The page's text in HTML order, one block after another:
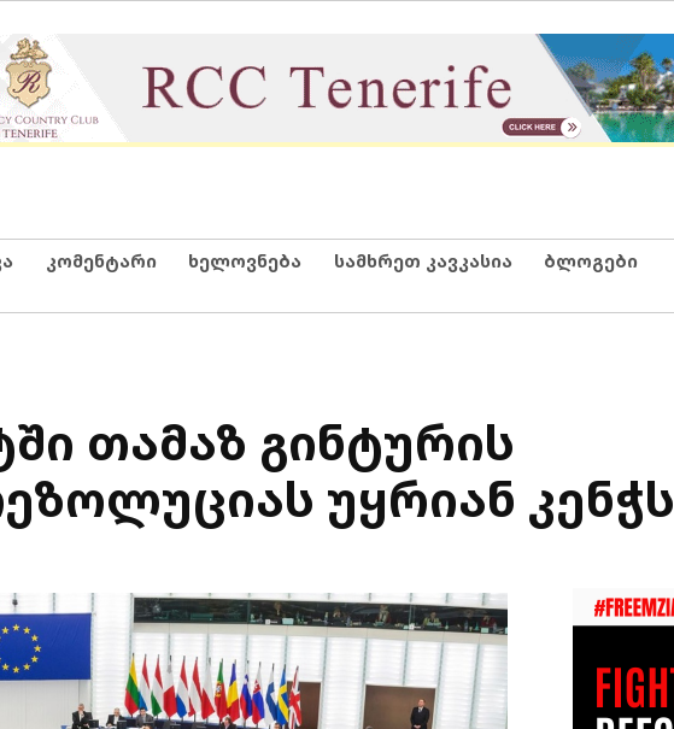
კომენტარი ხელოვნება სამხრეთ კავკასია ბლოგები
თამაზ გინტურის
უყრიან კენჭს